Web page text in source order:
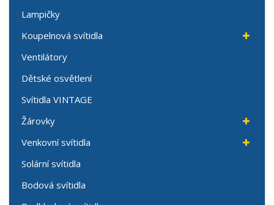
Lampičky
Koupelnová svítidla
Ventilátory
Dětské osvětlení
Svítidla VINTAGE
Žárovky
Venkovní svítidla
Solární svítidla
Bodová svítidla